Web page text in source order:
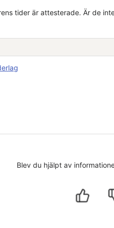
tider är attesterade. Är de
Blev du hjälpt av